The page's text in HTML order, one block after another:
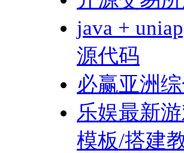
java +
源代码
必赢亚洲
乐娱最新
模板/搭建